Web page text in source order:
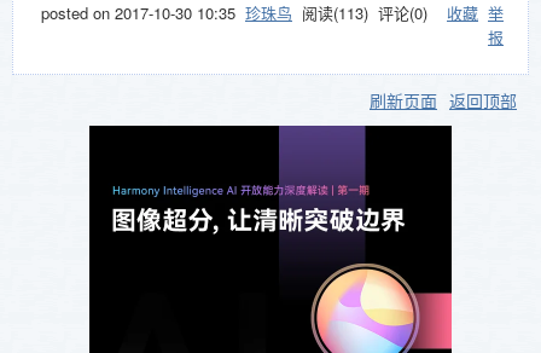
posted on 2017-10-30 10:35 珍珠鸟 阅读(113) 评论(0) 收藏 举
报
刷新页面 返回顶部